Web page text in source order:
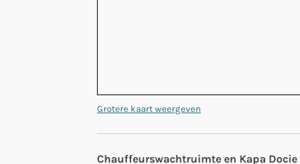
Grotere kaart weergeven
Chauffeurswachtruimte en Kapa Docie